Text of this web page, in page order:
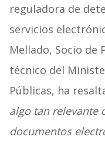
reguladora de
servicios
Mellado, Socio de
técnico del
Públicas, ha
algo tan relevante
documentos